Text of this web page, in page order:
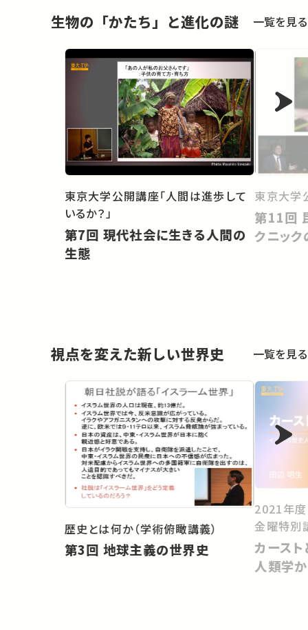
生物の「かたち」と進化の謎 一覧を見る
東京大学公開講座「人間は進歩して
いるか？」
第7回 現代社会に生きる人間の
生態
東京大学
第11回 昆虫の擬態：だましのテ
クニッ
視点を変えた新しい世界史 一覧を見る
歴史とは何か（学術俯瞰講義）
第3回 地球主義の世界史
2021年度
金曜特別
カースト
人類学